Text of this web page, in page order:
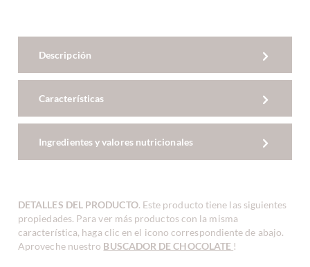
Descripción
Características
Ingredientes y valores nutricionales
DETALLES DEL PRODUCTO. Este producto tiene las siguientes
propiedades. Para ver más productos con la misma
característica, haga clic en el icono correspondiente de abajo.
Aproveche nuestro BUSCADOR DE CHOCOLATE !